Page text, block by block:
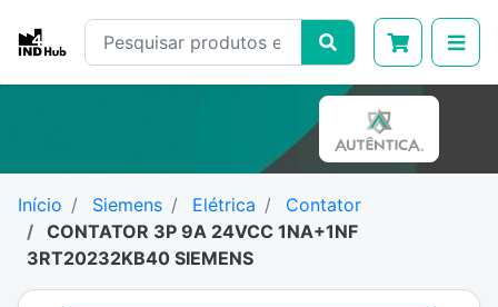
Início Siemens Elétrica
Contator
CONTATOR 3P 9A 24VCC 1NA+1NF
3RT20232KB40 SIEMENS